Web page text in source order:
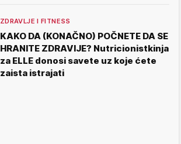
ZDRAVLJE I FITNESS
KAKO DA (KONAČNO) POČNETE DA SE
HRANITE ZDRAVIJE? Nutricionistkinja
za ELLE donosi savete uz koje ćete
zaista istrajati